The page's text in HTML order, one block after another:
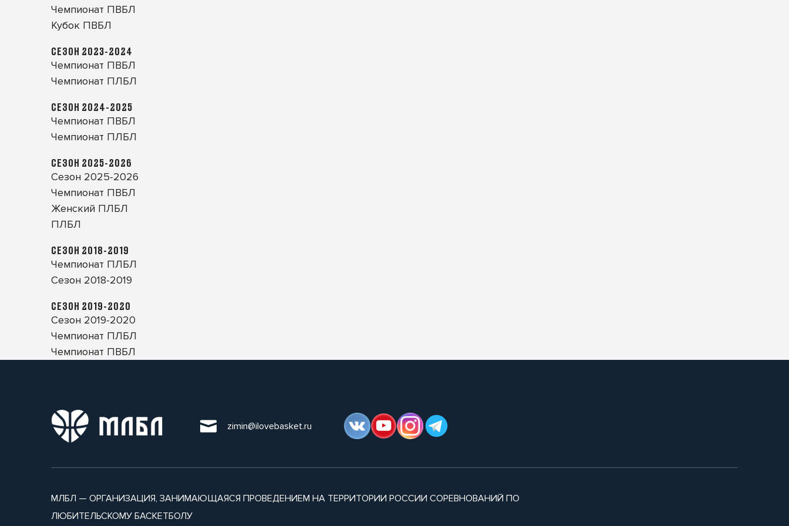
Чемпионат ПВБЛ
Кубок ПВБЛ
СЕЗОН 2023-2024
Чемпионат ПВБЛ
Чемпионат ПЛБЛ
СЕЗОН 2024-2025
Чемпионат ПВБЛ
Чемпионат ПЛБЛ
СЕЗОН 2025-2026
Сезон 2025-2026
Чемпионат ПВБЛ
Женский ПЛБЛ
ПЛБЛ
СЕЗОН 2018-2019
Чемпионат ПЛБЛ
Сезон 2018-2019
СЕЗОН 2019-2020
Сезон 2019-2020
Чемпионат ПЛБЛ
Чемпионат ПВБЛ
zimin@ilovebasket.ru
МЛБЛ — ОРГАНИЗАЦИЯ, ЗАНИМАЮЩАЯСЯ ПРОВЕДЕНИЕМ НА ТЕРРИТОРИИ РОССИИ СОРЕВНОВАНИЙ ПО
ЛЮБИТЕЛЬСКОМУ БАСКЕТБОЛУ